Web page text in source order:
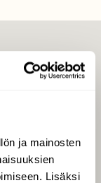
ja mainosten
Lisäksi
juttua